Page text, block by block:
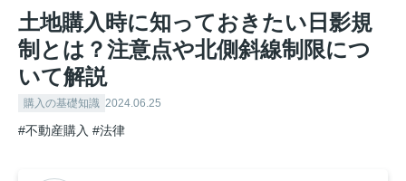
土地購入時に知っておきたい日影規
制とは？注意点や北側斜線制限につ
いて解説
購入の基礎知識 2024.06.25
#不動産購入 #法律